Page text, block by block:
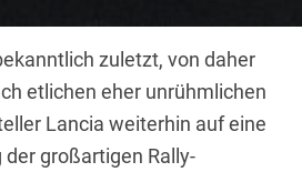
zuletzt, von daher
etlichen eher unrühmlichen
Lancia weiterhin auf eine
großartigen Rally-